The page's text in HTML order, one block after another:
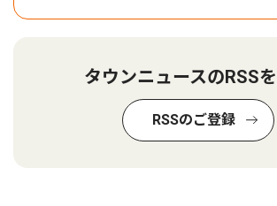
タウンニュースのRSS
RSSのご登録